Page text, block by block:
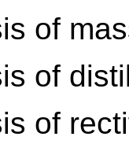
of
of
of